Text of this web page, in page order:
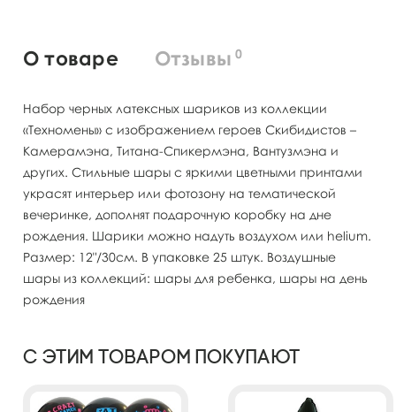
О товаре Отзывы 0
Набор черных латексных шариков из коллекции
«Техномены» с изображением героев Скибидистов –
Камерамэна, Титана-Спикермэна, Вантузмэна и
других. Стильные шары с яркими цветными принтами
украсят интерьер или фотозону на тематической
вечеринке, дополнят подарочную коробку на дне
рождения. Шарики можно надуть воздухом или helium.
Размер: 12"/30см. В упаковке 25 штук. Воздушные
шары из коллекций: шары для ребенка, шары на день
рождения
С этим товаром покупают